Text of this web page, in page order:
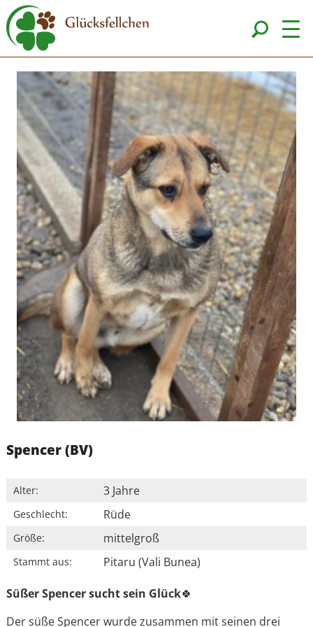
Spencer (BV)
Alter: 3 Jahre
Geschlecht: Rüde
Größe: mittelgroß
Stammt aus: Pitaru (Vali Bunea)
Süßer Spencer sucht sein Glück🍀
Der süße Spencer wurde zusammen mit seinen drei